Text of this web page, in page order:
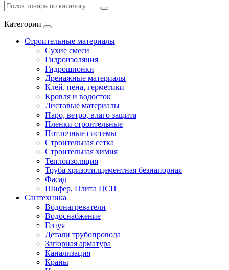
Категории
Строительные материалы
Сухие смеси
Гидроизоляция
Гидрошпонки
Дренажные материалы
Клей, пена, герметики
Кровля и водосток
Листовые материалы
Паро, ветро, влаго защита
Пленки строительные
Потлочные системы
Строительная сетка
Строительная химия
Теплоизоляция
Труба хризотилцементная безнапорная
Фасад
Шифер, Плита ЦСП
Сантехника
Водонагреватели
Водоснабжение
Генуя
Детали трубопровода
Запорная арматура
Канализация
Краны